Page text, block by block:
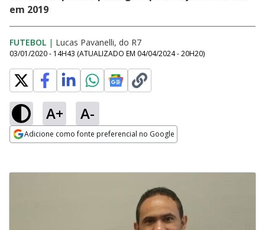
em 2019
FUTEBOL | Lucas Pavanelli, do R7
03/01/2020 - 14H43 (ATUALIZADO EM 04/04/2024 - 20H20)
A+ A-
Adicione como fonte preferencial no Google